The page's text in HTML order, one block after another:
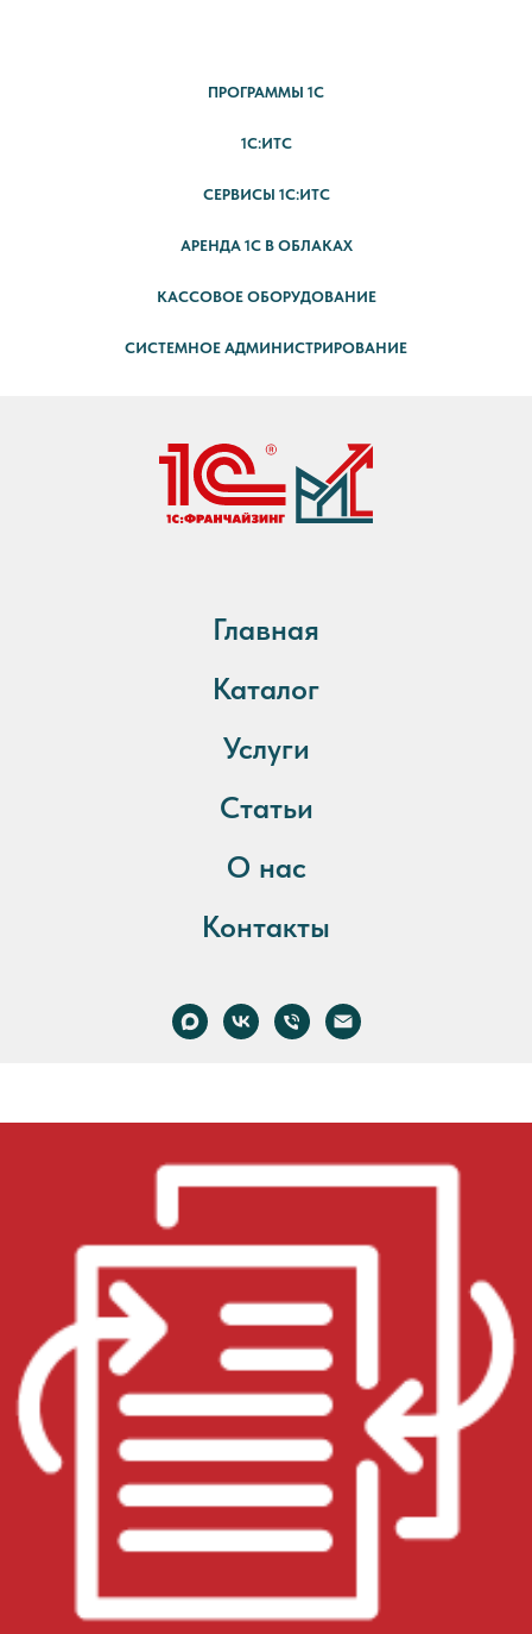
ПРОГРАММЫ 1С
1С:ИТС
СЕРВИСЫ 1С:ИТС
АРЕНДА 1С В ОБЛАКАХ
КАССОВОЕ ОБОРУДОВАНИЕ
СИСТЕМНОЕ АДМИНИСТРИРОВАНИЕ
Главная
Каталог
Услуги
Статьи
О нас
Контакты